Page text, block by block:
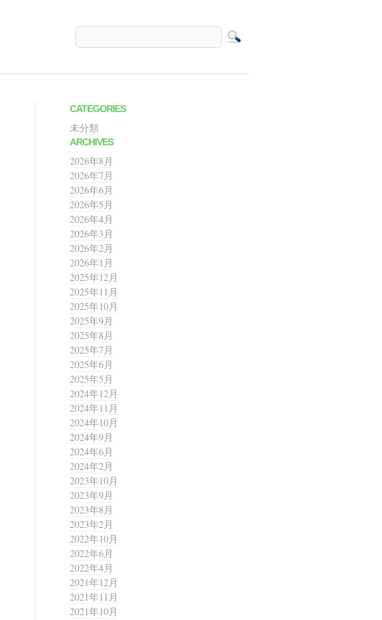
CATEGORIES
未分類
ARCHIVES
2026年8月
2026年7月
2026年6月
2026年5月
2026年4月
2026年3月
2026年2月
2026年1月
2025年12月
2025年11月
2025年10月
2025年9月
2025年8月
2025年7月
2025年6月
2025年5月
2024年12月
2024年11月
2024年10月
2024年9月
2024年6月
2024年2月
2023年10月
2023年9月
2023年8月
2023年2月
2022年10月
2022年6月
2022年4月
2021年12月
2021年11月
2021年10月